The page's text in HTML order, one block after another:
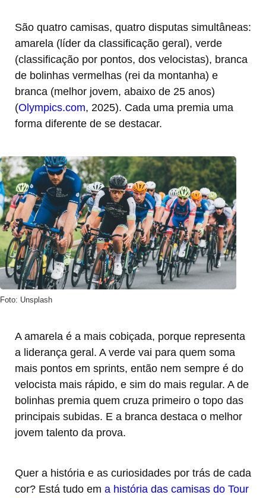
São quatro camisas, quatro disputas simultâneas:
amarela (líder da classificação geral), verde
(classificação por pontos, dos velocistas), branca
de bolinhas vermelhas (rei da montanha) e
branca (melhor jovem, abaixo de 25 anos)
(Olympics.com, 2025). Cada uma premia uma
forma diferente de se destacar.
Foto: Unsplash
A amarela é a mais cobiçada, porque representa
a liderança geral. A verde vai para quem soma
mais pontos em sprints, então nem sempre é do
velocista mais rápido, e sim do mais regular. A de
bolinhas premia quem cruza primeiro o topo das
principais subidas. E a branca destaca o melhor
jovem talento da prova.
Quer a história e as curiosidades por trás de cada
cor? Está tudo em a história das camisas do Tour